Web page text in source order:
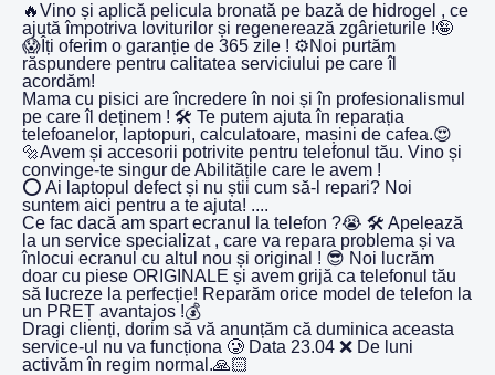
🔥Vino și aplică pelicula bronată pe bază de hidrogel , ce
ajută împotriva loviturilor și regenerează zgârieturile !🤪
😱Îți oferim o garanție de 365 zile ! ⚙️Noi purtăm
răspundere pentru calitatea serviciului pe care îl
acordăm!
Mama cu pisici are încredere în noi și în profesionalismul
pe care îl deținem ! 🛠️ Te putem ajuta în reparația
telefoanelor, laptopuri, calculatoare, mașini de cafea.😍
🔩Avem și accesorii potrivite pentru telefonul tău. Vino și
convinge-te singur de Abilitățile care le avem !
⭕️ Ai laptopul defect și nu știi cum să-l repari? Noi
suntem aici pentru a te ajuta! ....
Ce fac dacă am spart ecranul la telefon ?😭 🛠️ Apelează
la un service specializat , care va repara problema și va
înlocui ecranul cu altul nou și original ! 😎 Noi lucrăm
doar cu piese ORIGINALE și avem grijă ca telefonul tău
să lucreze la perfecție! Reparăm orice model de telefon la
un PREȚ avantajos !💰
Dragi clienți, dorim să vă anunțăm că duminica aceasta
service-ul nu va funcționa 🥲 Data 23.04 ❌ De luni
activăm în regim normal.🙏🏻